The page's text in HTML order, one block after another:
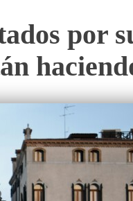
por